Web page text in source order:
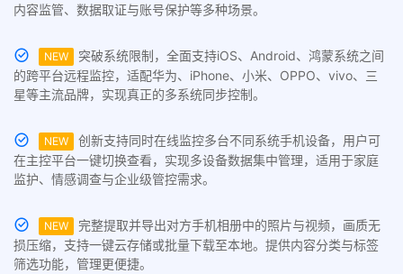
内容监管、数据取证与账号保护等多种场景。
NEW
突破系统限制，全面支持iOS、Android、鸿蒙系统之间
的跨平台远程监控，适配华为、iPhone、小米、OPPO、vivo、三
星等主流品牌，实现真正的多系统同步控制。
NEW
创新支持同时在线监控多台不同系统手机设备，用户可
在主控平台一键切换查看，实现多设备数据集中管理，适用于家庭
监护、情感调查与企业级管控需求。
NEW
完整提取并导出对方手机相册中的照片与视频，画质无
损压缩，支持一键云存储或批量下载至本地。提供内容分类与标签
筛选功能，管理更便捷。